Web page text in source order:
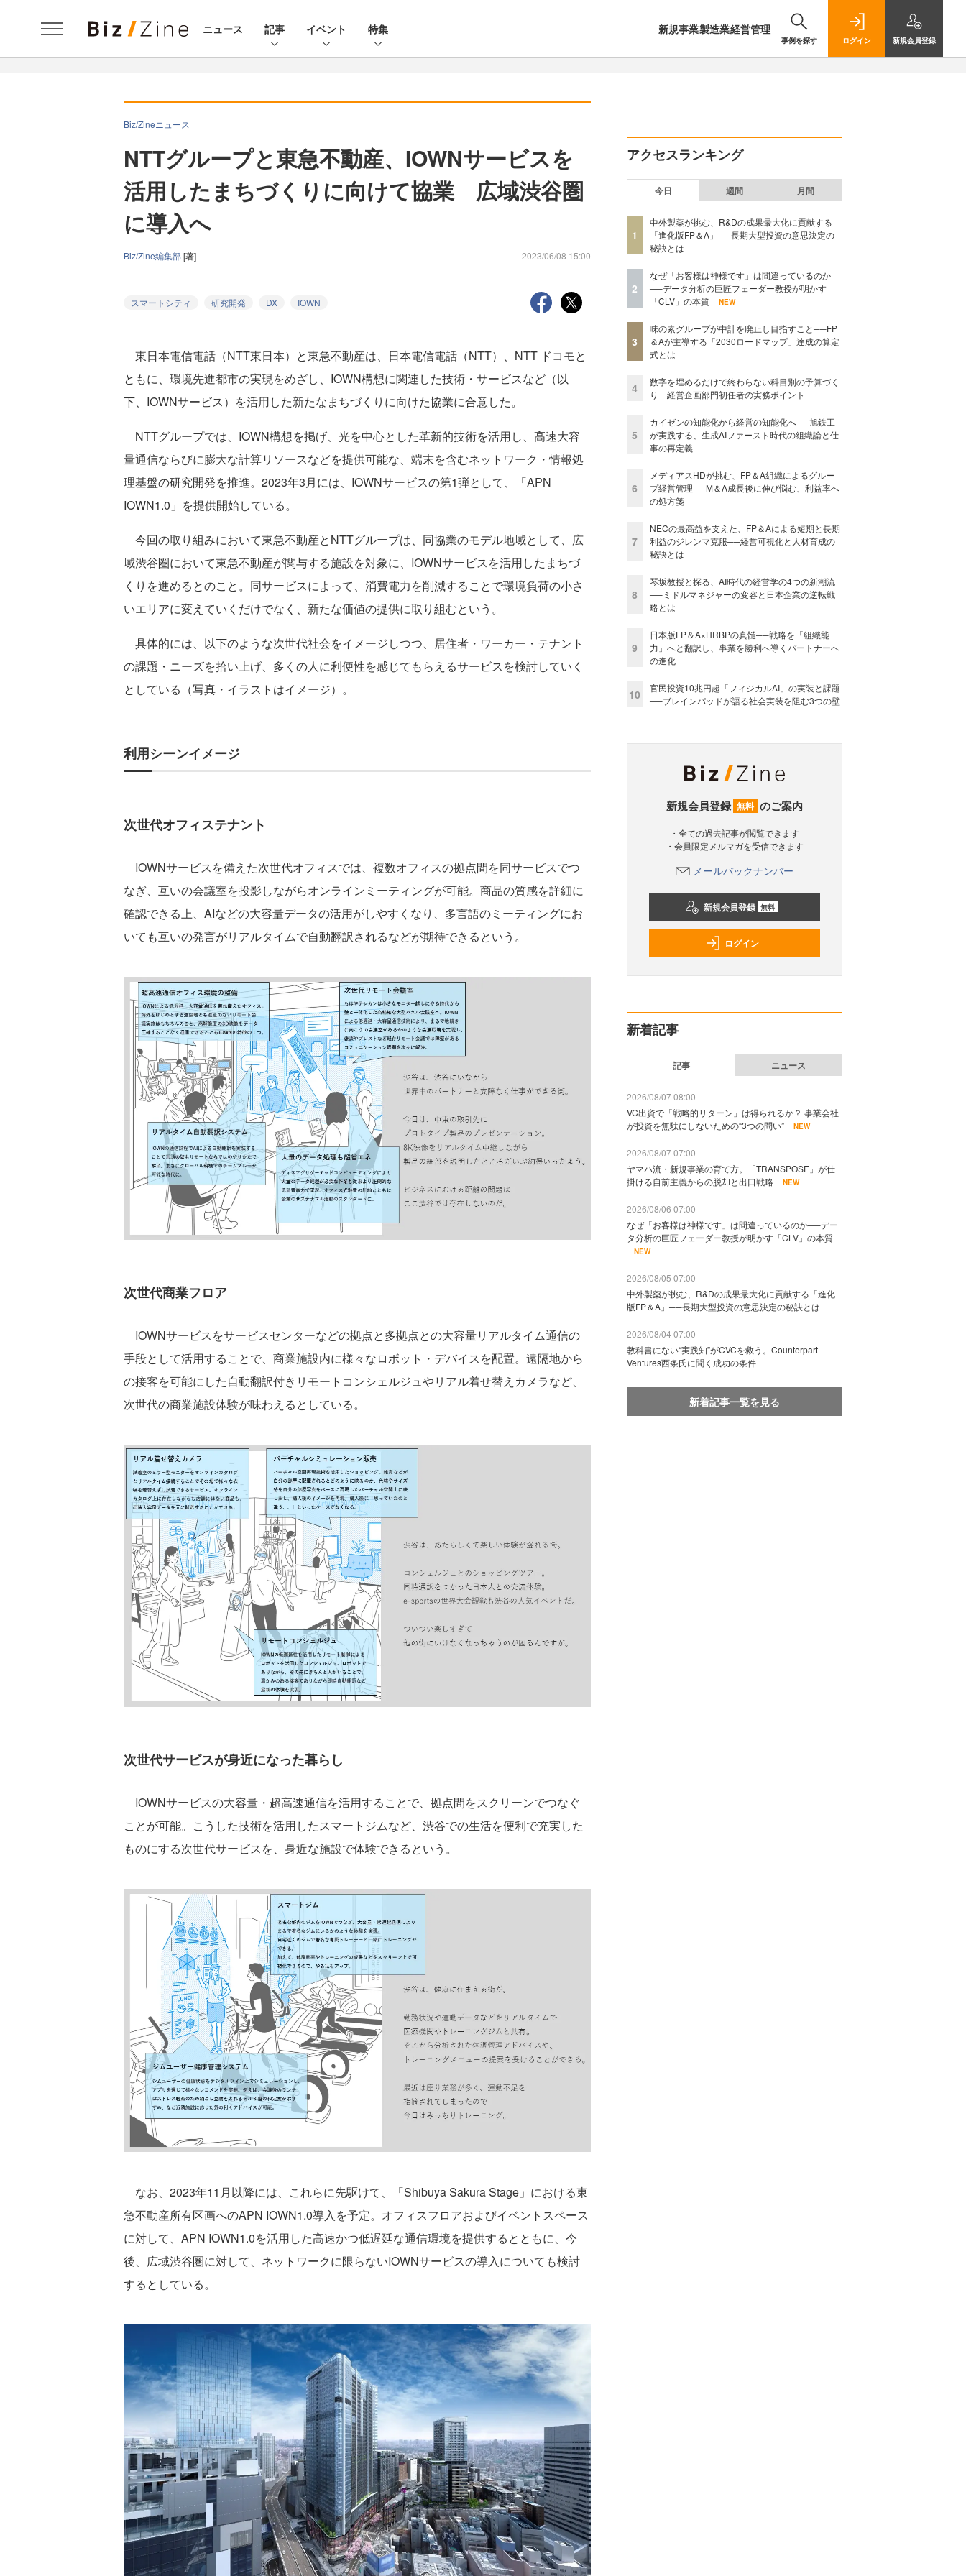
ニュース 記事 イベント 特集 新規事業製造業経営管理
事例を探す ログイン 新規会員登録
Biz/Zineニュース
NTTグループと東急不動産、IOWNサービスを
活用したまちづくりに向けて協業 広域渋谷圏
に導入へ
Biz/Zine編集部[著] 2023/06/08 15:00
スマートシティ 研究開発 DX IOWN
東日本電信電話（NTT東日本）と東急不動産は、日本電信電話（NTT）、NTT ドコモと
ともに、環境先進都市の実現をめざし、IOWN構想に関連した技術・サービスなど（以
下、IOWNサービス）を活用した新たなまちづくりに向けた協業に合意した。
NTTグループでは、IOWN構想を掲げ、光を中心とした革新的技術を活用し、高速大容
量通信ならびに膨大な計算リソースなどを提供可能な、端末を含むネットワーク・情報処
理基盤の研究開発を推進。2023年3月には、IOWNサービスの第1弾として、「APN
IOWN1.0」を提供開始している。
今回の取り組みにおいて東急不動産とNTTグループは、同協業のモデル地域として、広
域渋谷圏において東急不動産が関与する施設を対象に、IOWNサービスを活用したまちづ
くりを進めるとのこと。同サービスによって、消費電力を削減することで環境負荷の小さ
いエリアに変えていくだけでなく、新たな価値の提供に取り組むという。
具体的には、以下のような次世代社会をイメージしつつ、居住者・ワーカー・テナント
の課題・ニーズを拾い上げ、多くの人に利便性を感じてもらえるサービスを検討していく
としている（写真・イラストはイメージ）。
利用シーンイメージ
次世代オフィステナント
IOWNサービスを備えた次世代オフィスでは、複数オフィスの拠点間を同サービスでつ
なぎ、互いの会議室を投影しながらオンラインミーティングが可能。商品の質感を詳細に
確認できる上、AIなどの大容量データの活用がしやすくなり、多言語のミーティングにお
いても互いの発言がリアルタイムで自動翻訳されるなどが期待できるという。
次世代商業フロア
IOWNサービスをサービスセンターなどの拠点と多拠点との大容量リアルタイム通信の
手段として活用することで、商業施設内に様々なロボット・デバイスを配置。遠隔地から
の接客を可能にした自動翻訳付きリモートコンシェルジュやリアル着せ替えカメラなど、
次世代の商業施設体験が味わえるとしている。
次世代サービスが身近になった暮らし
IOWNサービスの大容量・超高速通信を活用することで、拠点間をスクリーンでつなぐ
ことが可能。こうした技術を活用したスマートジムなど、渋谷での生活を便利で充実した
ものにする次世代サービスを、身近な施設で体験できるという。
なお、2023年11月以降には、これらに先駆けて、「Shibuya Sakura Stage」における東
急不動産所有区画へのAPN IOWN1.0導入を予定。オフィスフロアおよびイベントスペース
に対して、APN IOWN1.0を活用した高速かつ低遅延な通信環境を提供するとともに、今
後、広域渋谷圏に対して、ネットワークに限らないIOWNサービスの導入についても検討
するとしている。
アクセスランキング
今日 週間 月間
1
中外製薬が挑む、R&Dの成果最大化に貢献する
「進化版FP＆A」──長期大型投資の意思決定の
秘訣とは
2
なぜ「お客様は神様です」は間違っているのか
──データ分析の巨匠フェーダー教授が明かす
「CLV」の本質
NEW
3
味の素グループが中計を廃止し目指すこと──FP
＆Aが主導する「2030ロードマップ」達成の算定
式とは
4
数字を埋めるだけで終わらない科目別の予算づく
り 経営企画部門初任者の実務ポイント
5
カイゼンの知能化から経営の知能化へ──旭鉄工
が実践する、生成AIファースト時代の組織論と仕
事の再定義
6
メディアスHDが挑む、FP＆A組織によるグルー
プ経営管理──M＆A成長後に伸び悩む、利益率へ
の処方箋
7
NECの最高益を支えた、FP＆Aによる短期と長期
利益のジレンマ克服──経営可視化と人材育成の
秘訣とは
8
琴坂教授と探る、AI時代の経営学の4つの新潮流
──ミドルマネジャーの変容と日本企業の逆転戦
略とは
9
日本版FP＆A×HRBPの真髄──戦略を「組織能
力」へと翻訳し、事業を勝利へ導くパートナーへ
の進化
10
官民投資10兆円超「フィジカルAI」の実装と課題
──ブレインパッドが語る社会実装を阻む3つの壁
新規会員登録 無料 のご案内
・全ての過去記事が閲覧できます
・会員限定メルマガを受信できます
メールバックナンバー
新規会員登録 無料
ログイン
新着記事
記事 ニュース
2026/08/07 08:00
VC出資で「戦略的リターン」は得られるか？ 事業会社
が投資を無駄にしないための“3つの問い”
NEW
2026/08/07 07:00
ヤマハ流・新規事業の育て方。「TRANSPOSE」が仕
掛ける自前主義からの脱却と出口戦略
NEW
2026/08/06 07:00
なぜ「お客様は神様です」は間違っているのか──デー
タ分析の巨匠フェーダー教授が明かす「CLV」の本質
NEW
2026/08/05 07:00
中外製薬が挑む、R&Dの成果最大化に貢献する「進化
版FP＆A」──長期大型投資の意思決定の秘訣とは
2026/08/04 07:00
教科書にない“実践知”がCVCを救う。Counterpart
Ventures西条氏に聞く成功の条件
新着記事一覧を見る